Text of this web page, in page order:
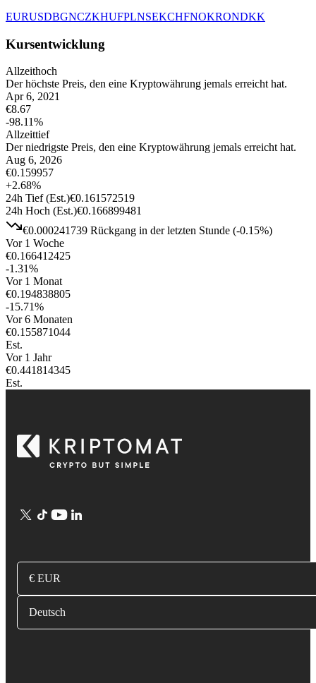
EURUSDBGNCZKHUFPLNSEKCHFNOKRONDKK
Kursentwicklung
Allzeithoch
Der höchste Preis, den eine Kryptowährung jemals erreicht hat.
Apr 6, 2021
€8.67
-98.11%
Allzeittief
Der niedrigste Preis, den eine Kryptowährung jemals erreicht hat.
Aug 6, 2026
€0.159957
+2.68%
24h Tief (Est.)€0.161572519
24h Hoch (Est.)€0.166899481
€0.000241739 Rückgang in der letzten Stunde (-0.15%)
Vor 1 Woche
€0.166412425
-1.31%
Vor 1 Monat
€0.194838805
-15.71%
Vor 6 Monaten
€0.155871044
Est.
Vor 1 Jahr
€0.441814345
Est.
€ EUR
Deutsch